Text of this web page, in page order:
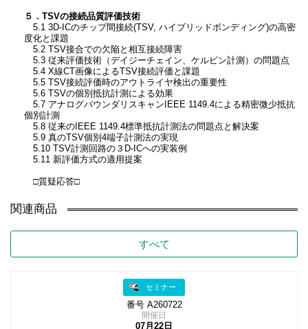
５．TSVの接続品質評価技術
5.1 3D-ICのチップ間接続(TSV, ハイブリッドボンディング)の高密
度化と課題
5.2 TSV接合での欠陥と相互接続障害
5.3 従来評価技術（デイジーチェイン、ケルビン計測）の問題点
5.4 X線CT画像によるTSV接続評価と課題
5.5 TSV接続評価時のアウトライヤ検出の重要性
5.6 TSVの個別抵抗計測による効果
5.7 アナログバウンダリスキャンIEEE 1149.4による精密微少抵抗
個別計測
5.8 従来のIEEE 1149.4標準抵抗計測法の問題点と解決案
5.9 真のTSV個別4端子計測法の実現
5.10 TSV計測回路の３D-ICへの実装例
5.11 新評価方式の適用提案
□質疑応答□
関連商品
すべて
セミナー
番号 A260722
開催日
07月22日